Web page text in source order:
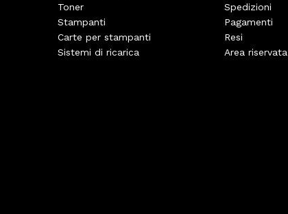
Toner
Stampanti
Carte per stampanti
Sistemi di ricarica
Spedizioni
Pagamenti
Resi
Area riservata